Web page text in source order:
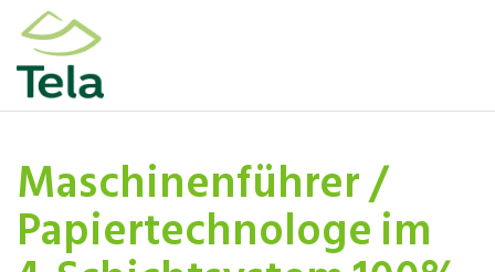
Maschinenführer /
Papiertechnologe im